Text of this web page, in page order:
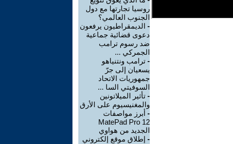
روسيا تجارتها مع دول
الجنوب العالمي؟
- الديمقراطيون يرفعون
دعوى قضائية جماعية
ضد رسوم ترامب
الجمركي ...
- ترامب ونتنياهو
يسعيان إلى جرّ
جمهوريات الاتحاد
السوفيتي السا ...
- تأثير الميلاتونين
والمغنيسيوم على الأرق
- أبرز مواصفات
MatePad Pro 12
الجديد من هواوي
- إطلاق موقع إلكتروني